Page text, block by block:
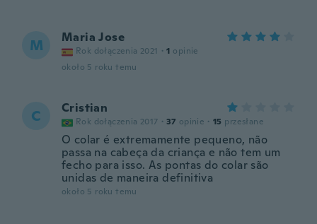
M Maria Jose
Rok dołączenia 2021 · 1 opinie
około 5 roku temu
C Cristian
Rok dołączenia 2017 · 37 opinie · 15 przesłane
O colar é extremamente pequeno, não
passa na cabeça da criança e não tem um
fecho para isso. As pontas do colar são
unidas de maneira definitiva
około 5 roku temu